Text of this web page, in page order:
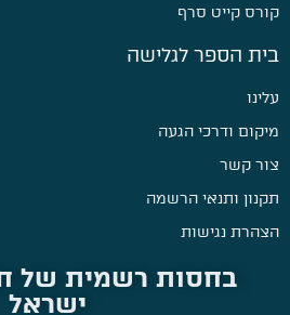
קורס קייט סרף
בית הספר לגלישה
עלינו
מיקום ודרכי הגעה
צור קשר
תקנון ותנאי הרשמה
הצהרת נגישות
בחסות רשמית של
ישראל